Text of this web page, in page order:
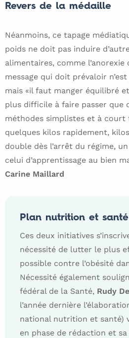
Revers de la médaille
Néanmoins, ce tapage
poids ne doit pas induire
alimentaires, comme
message qui doit prévaloir
mais «il faut manger équilibré
plus difficile à faire passer que
méthodes simplistes et à
quelques kilos rapidement,
double dès l’arrêt du régime,
celui d’apprentissage au bien
Carine Maillard
Plan nutrition et santé
Ces deux initiatives
nécessité de lutter le plus
possible contre l’obésité
Nécessité également
fédéral de la Santé, Rudy
l’année dernière
national nutrition et santé)
en phase de rédaction et